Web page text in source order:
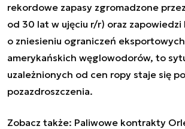
rekordowe zapasy zgromadzone
od 30 lat w ujęciu r/r) oraz zapowiedzi
o zniesieniu ograniczeń
amerykańskich węglowodorów, to
uzależnionych od cen ropy staje się
pozazdroszczenia.
Zobacz także: Paliwowe kontrakty